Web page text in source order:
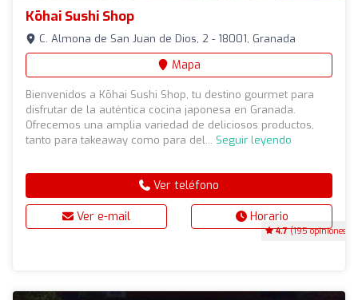
Kōhai Sushi Shop
4.7(195 opiniones)
C. Almona de San Juan de Dios, 2 - 18001, Granada
Mapa
Bienvenidos a Kōhai Sushi Shop, tu destino gourmet para
disfrutar de la auténtica cocina japonesa en Granada.
Ofrecemos una amplia variedad de deliciosos productos,
tanto para takeaway como para del... Seguir leyendo
Ver teléfono
Ver e-mail Horario